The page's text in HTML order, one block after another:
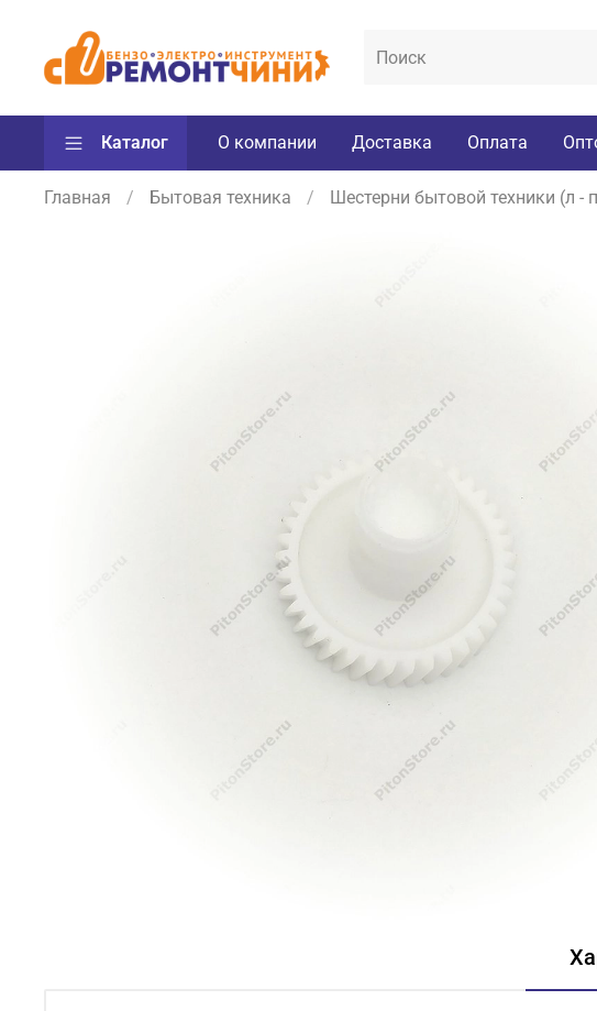
Каталог О компании Доставка Оплата
Главная Бытовая техника Шестерни бытовой техники (л -